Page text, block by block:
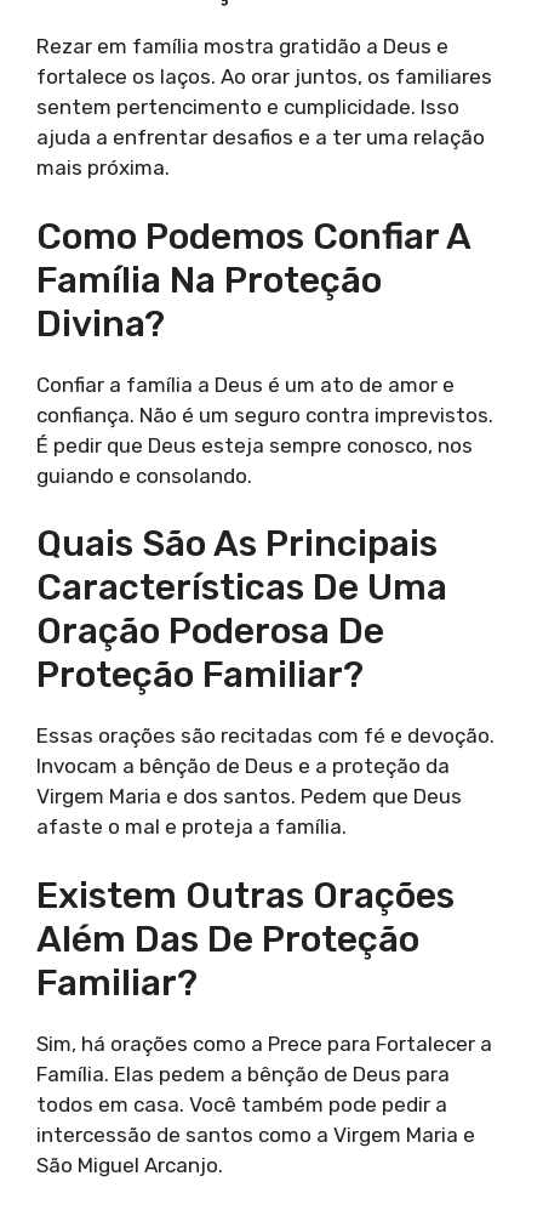
Rezar em família mostra gratidão a Deus e
fortalece os laços. Ao orar juntos, os familiares
sentem pertencimento e cumplicidade. Isso
ajuda a enfrentar desafios e a ter uma relação
mais próxima.
Como Podemos Confiar A
Família Na Proteção
Divina?
Confiar a família a Deus é um ato de amor e
confiança. Não é um seguro contra imprevistos.
É pedir que Deus esteja sempre conosco, nos
guiando e consolando.
Quais São As Principais
Características De Uma
Oração Poderosa De
Proteção Familiar?
Essas orações são recitadas com fé e devoção.
Invocam a bênção de Deus e a proteção da
Virgem Maria e dos santos. Pedem que Deus
afaste o mal e proteja a família.
Existem Outras Orações
Além Das De Proteção
Familiar?
Sim, há orações como a Prece para Fortalecer a
Família. Elas pedem a bênção de Deus para
todos em casa. Você também pode pedir a
intercessão de santos como a Virgem Maria e
São Miguel Arcanjo.